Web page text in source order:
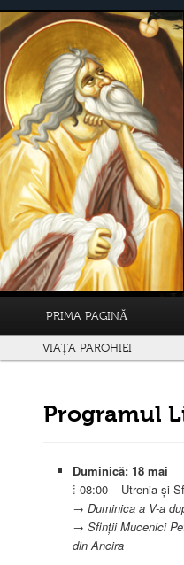
PRIMA PAGINĂ
VIAȚA PAROHIEI
Programul
Duminică: 18 mai
⁞ 08:00 – Utrenia și
→ Duminica a V-a
→ Sfinții Mucenici
din Ancira